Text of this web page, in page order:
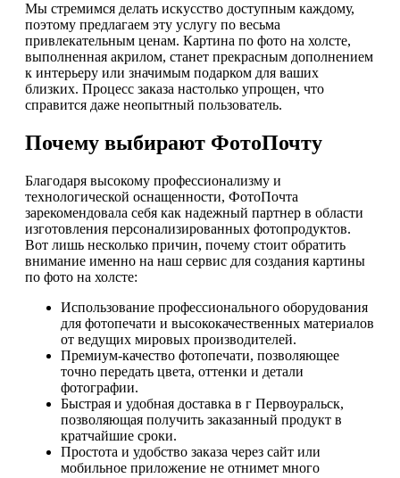
Мы стремимся делать искусство доступным каждому,
поэтому предлагаем эту услугу по весьма
привлекательным ценам. Картина по фото на холсте,
выполненная акрилом, станет прекрасным дополнением
к интерьеру или значимым подарком для ваших
близких. Процесс заказа настолько упрощен, что
справится даже неопытный пользователь.
Почему выбирают ФотоПочту
Благодаря высокому профессионализму и
технологической оснащенности, ФотоПочта
зарекомендовала себя как надежный партнер в области
изготовления персонализированных фотопродуктов.
Вот лишь несколько причин, почему стоит обратить
внимание именно на наш сервис для создания картины
по фото на холсте:
Использование профессионального оборудования
для фотопечати и высококачественных материалов
от ведущих мировых производителей.
Премиум-качество фотопечати, позволяющее
точно передать цвета, оттенки и детали
фотографии.
Быстрая и удобная доставка в г Первоуральск,
позволяющая получить заказанный продукт в
кратчайшие сроки.
Простота и удобство заказа через сайт или
мобильное приложение не отнимет много